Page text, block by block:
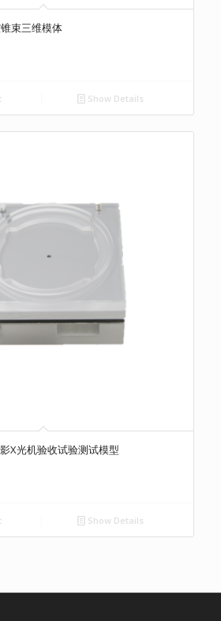
束三维模体
Show Details
X光机验收试验测试模型
Show Details